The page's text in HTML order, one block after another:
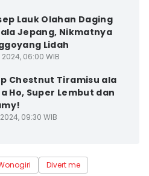
Lauk Olahan Daging
ala Jepang, Nikmatnya
Lidah
2024, 06:00 WIB
Chestnut Tiramisu ala
Ho, Super Lembut dan
2024, 09:30 WIB
Divert me